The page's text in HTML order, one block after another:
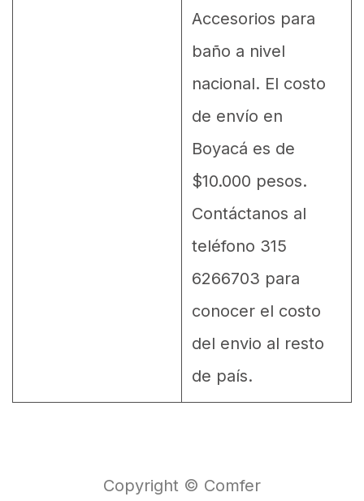
Accesorios para
baño a nivel
nacional. El costo
de envío en
Boyacá es de
$10.000 pesos.
Contáctanos al
teléfono 315
6266703 para
conocer el costo
del envio al resto
de país.
Copyright © Comfer